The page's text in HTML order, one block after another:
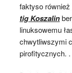
faktyso
tig Koszalin
linuksowemu
chwytliwszymi
pirofitycznych. .